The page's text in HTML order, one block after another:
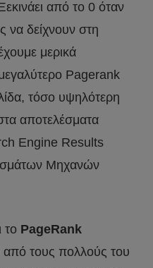
από το 0 όταν
να δείχνουν στη
μερικά
Pagerank
τόσο υψηλότερη
αποτελέσματα
Engine Results
Μηχανών
το PageRank
από τους πολλούς του